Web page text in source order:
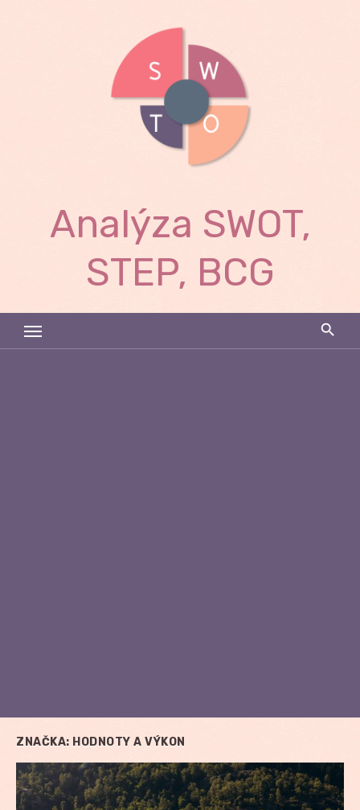
Analýza SWOT,
STEP, BCG
ZNAČKA: HODNOTY A VÝKON